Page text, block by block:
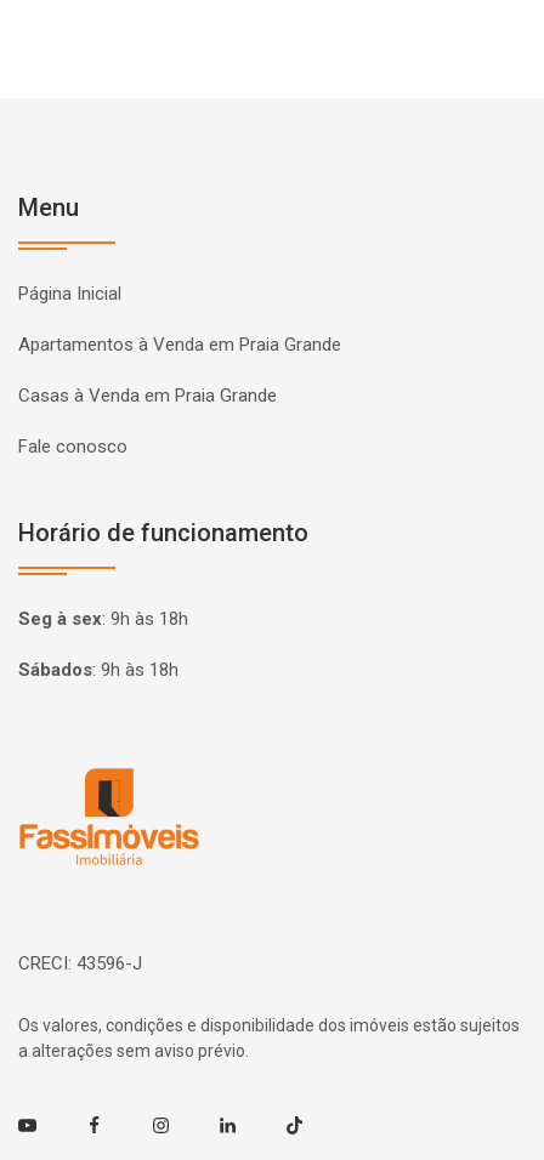
Menu
Página Inicial
Apartamentos à Venda em Praia Grande
Casas à Venda em Praia Grande
Fale conosco
Horário de funcionamento
Seg à sex: 9h às 18h
Sábados: 9h às 18h
CRECI: 43596-J
Os valores, condições e disponibilidade dos imóveis estão sujeitos
a alterações sem aviso prévio.
Youtube FacebookInstagramLinkedin TikTok